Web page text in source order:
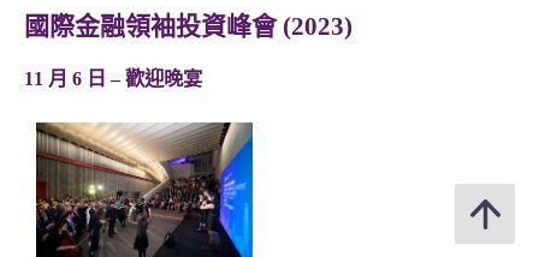
國際金融領袖投資峰會 (2023)
11 月 6 日 – 歡迎晚宴